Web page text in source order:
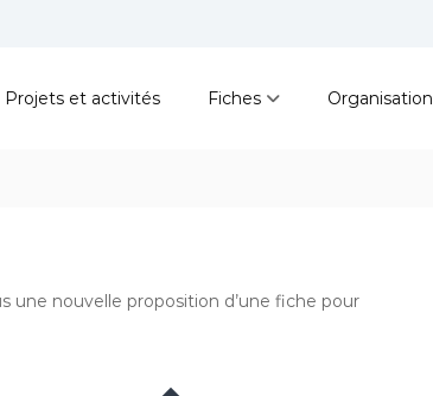
Projets et activités Fiches Organisation
une nouvelle proposition d’une fiche pour